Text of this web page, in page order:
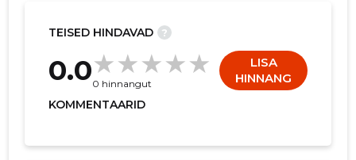
TEISED HINDAVAD ?
0.00 hinnangut
LISA
HINNANG
KOMMENTAARID